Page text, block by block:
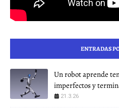
ENTRADAS
Un robot aprende
imperfectos y
21.3.26